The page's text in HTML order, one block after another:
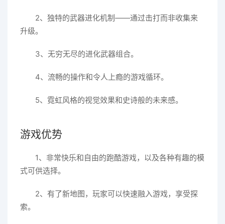
2、独特的武器进化机制——通过击打而非收集来
升级。
3、无穷无尽的进化武器组合。
4、流畅的操作和令人上瘾的游戏循环。
5、霓虹风格的视觉效果和史诗般的未来感。
游戏优势
1、非常快乐和自由的跑酷游戏，以及各种有趣的模
式可供选择。
2、有了新地图，玩家可以快速融入游戏，享受探
索。